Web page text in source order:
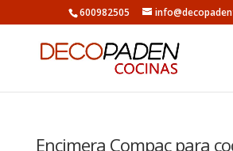
600982505
Encimera Compac para